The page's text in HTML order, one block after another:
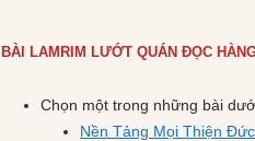
BÀI LAMRIM LƯỚT QUÁN ĐỌC
Chọn một trong những bài
Nền Tảng Mọi Thiện Đức